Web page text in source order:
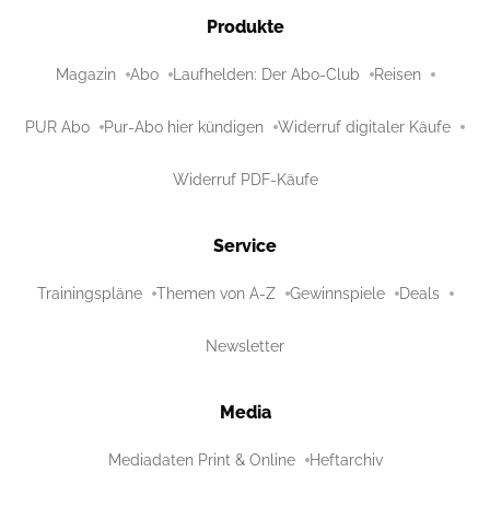
Produkte
Magazin Abo Laufhelden: Der Abo-Club Reisen
PUR Abo Pur-Abo hier kündigen Widerruf digitaler Käufe
Widerruf PDF-Käufe
Service
Trainingspläne Themen von A-Z Gewinnspiele Deals
Newsletter
Media
Mediadaten Print & Online Heftarchiv